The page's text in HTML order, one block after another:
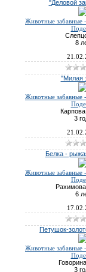
"Деловой
Животные забавные
8
"Милая
Животные забавные
3
Белка -
Животные забавные
6
Петушок-
Животные забавные
3